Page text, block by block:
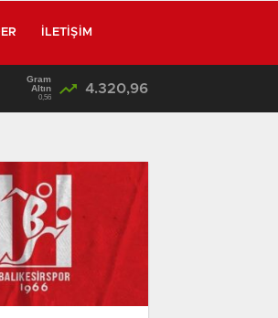
İLETIŞIM
Gram
Altın
0,56
4.320,96